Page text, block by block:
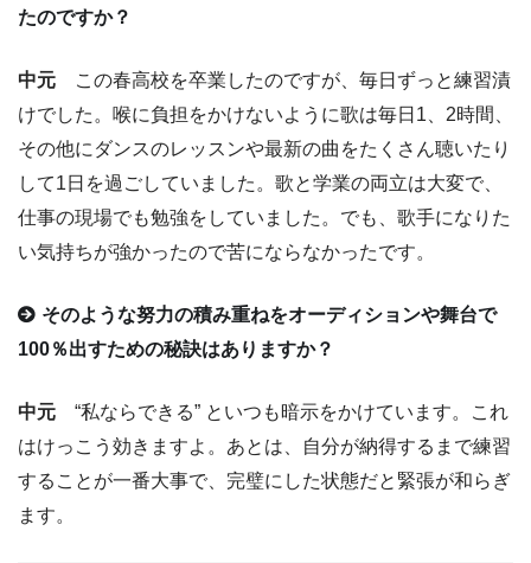
たのですか？
中元 この春高校を卒業したのですが、毎日ずっと練習漬
けでした。喉に負担をかけないように歌は毎日1、2時間、
その他にダンスのレッスンや最新の曲をたくさん聴いたり
して1日を過ごしていました。歌と学業の両立は大変で、
仕事の現場でも勉強をしていました。でも、歌手になりた
い気持ちが強かったので苦にならなかったです。
そのような努力の積み重ねをオーディションや舞台で
100％出すための秘訣はありますか？
中元 “私ならできる” といつも暗示をかけています。これ
はけっこう効きますよ。あとは、自分が納得するまで練習
することが一番大事で、完璧にした状態だと緊張が和らぎ
ます。